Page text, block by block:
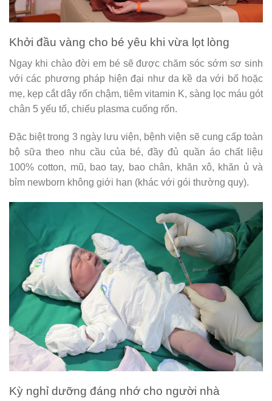
Khởi đầu vàng cho bé yêu khi vừa lọt lòng
Ngay khi chào đời em bé sẽ được chăm sóc sớm sơ sinh
với các phương pháp hiện đại như da kề da với bố hoặc
mẹ, kẹp cắt dây rốn chậm, tiêm vitamin K, sàng lọc máu gót
chân 5 yếu tố, chiếu plasma cuống rốn.
Đặc biệt trong 3 ngày lưu viện, bệnh viện sẽ cung cấp toàn
bộ sữa theo nhu cầu của bé, đầy đủ quần áo chất liệu
100% cotton, mũ, bao tay, bao chân, khăn xô, khăn ủ và
bỉm newborn không giới hạn (khác với gói thường quy).
Kỳ nghỉ dưỡng đáng nhớ cho người nhà